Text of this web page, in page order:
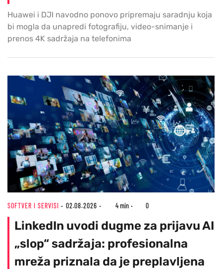
Huawei i DJI navodno ponovo pripremaju saradnju koja
bi mogla da unapredi fotografiju, video-snimanje i
prenos 4K sadržaja na telefonima
SOFTVER I SERVISI 02.08.2026 4 min 0
LinkedIn uvodi dugme za prijavu AI
„slop“ sadržaja: profesionalna
mreža priznala da je preplavljena